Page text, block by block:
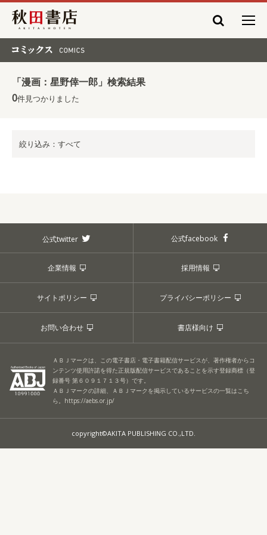
秋田書店
「漫画：星野倖一郎」検索結果
0件見つかりました
絞り込み：すべて
公式twitter 公式facebook
企業情報 採用情報
サイトポリシー プライバシーポリシー
お問い合わせ 書店様向け
ＡＢＪマークは、この電子書店・電子書籍配信サービスが、著作権者からコ
ンテンツ使用許諾を得た正規版配信サービスであることを示す登録商標（登
録番号 第６０９１７１３号）です。
ＡＢＪマークの詳細、ＡＢＪマークを掲示しているサービスの一覧はこち
ら。 https://aebs.or.jp/
copyright©AKITA PUBLISHING CO.,LTD.